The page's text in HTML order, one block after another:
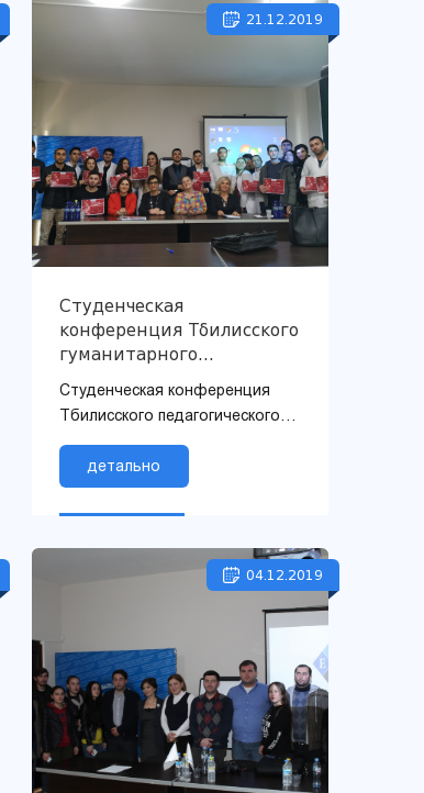
21.12.2019
Студенческая
конференция Тбилисского
гуманитарного
университета
Студенческая конференция
Тбилисского педагогического
детально
04.12.2019